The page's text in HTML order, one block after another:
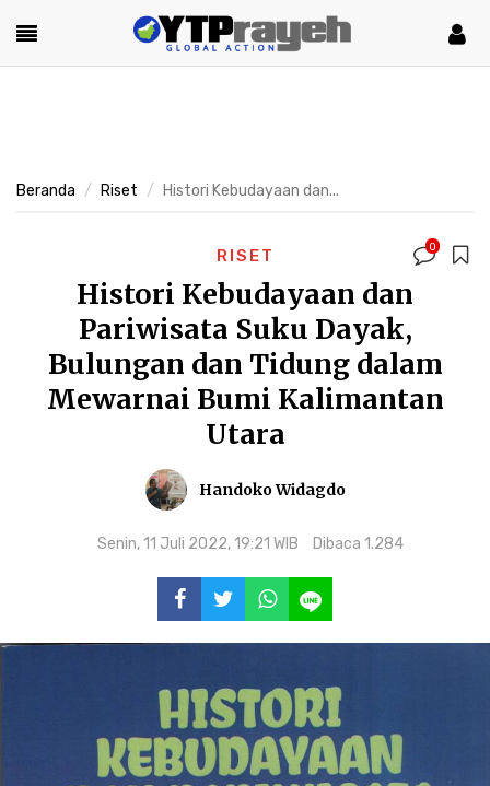
Beranda Riset Histori Kebudayaan dan...
RISET 0
Histori Kebudayaan dan
Pariwisata Suku Dayak,
Bulungan dan Tidung dalam
Mewarnai Bumi Kalimantan
Utara
Handoko Widagdo
Senin, 11 Juli 2022, 19:21 WIB Dibaca 1.284